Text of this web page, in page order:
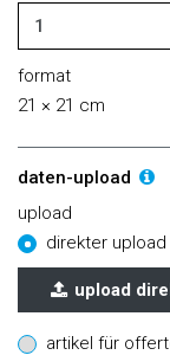
format
21 × 21 cm
daten-upload
upload
direkter upload
upload
artikel für